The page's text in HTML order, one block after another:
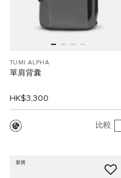
TUMI ALPHA
單肩背囊
HK$3,300
比較
新貨